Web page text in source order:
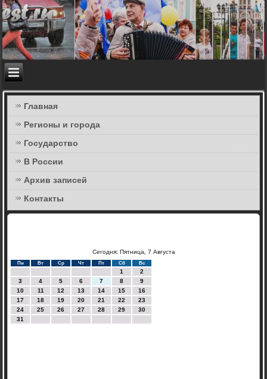
Главная
Регионы и города
Государство
В России
Архив записей
Контакты
Сегодня: Пятница, 7 Августа
Пн Вт Ср Чт Пт Сб Вс
1
2
3
4 5 6 7 8
9
10
11 12 13 14 15
16
17
18 19 20 21 22
23
24
25 26 27 28 29
30
31